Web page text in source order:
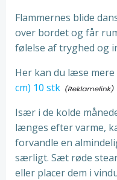
Flammernes blide
over bordet og får
følelse af tryghed og
Her kan du læse mere
cm) 10 stk
Især i de kolde
længes efter varme,
forvandle en
særligt. Sæt røde
eller placer dem i